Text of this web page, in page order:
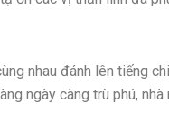
nhau đánh lên tiếng
ngày càng trù phú, nhà